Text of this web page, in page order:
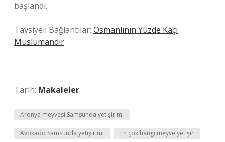
başlandı.
Tavsiyeli Bağlantılar: Osmanlının Yüzde Kaçı
Müslümandır
Tarih: Makaleler
Aronya meyvesi Samsunda yetişir mi
Avokado Samsunda yetişir mi En çok hangi meyve yetişir